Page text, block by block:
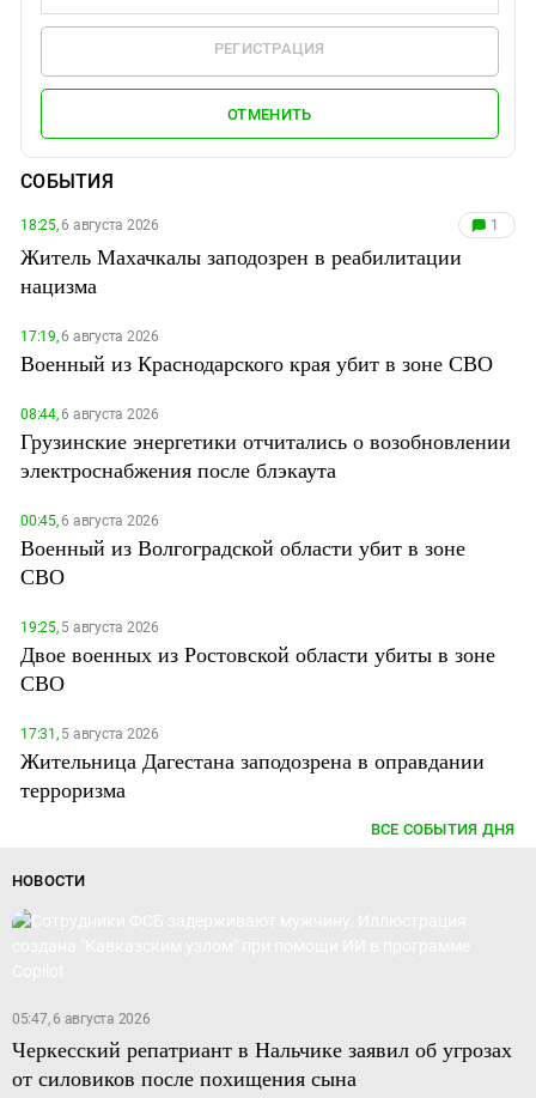
РЕГИСТРАЦИЯ
ОТМЕНИТЬ
СОБЫТИЯ
18:25,6 августа 2026 1
Житель Махачкалы заподозрен в реабилитации
нацизма
17:19,6 августа 2026
Военный из Краснодарского края убит в зоне СВО
08:44,6 августа 2026
Грузинские энергетики отчитались о возобновлении
электроснабжения после блэкаута
00:45,6 августа 2026
Военный из Волгоградской области убит в зоне
СВО
19:25,5 августа 2026
Двое военных из Ростовской области убиты в зоне
СВО
17:31,5 августа 2026
Жительница Дагестана заподозрена в оправдании
терроризма
ВСЕ СОБЫТИЯ ДНЯ
НОВОСТИ
05:47, 6 августа 2026
Черкесский репатриант в Нальчике заявил об угрозах
от силовиков после похищения сына